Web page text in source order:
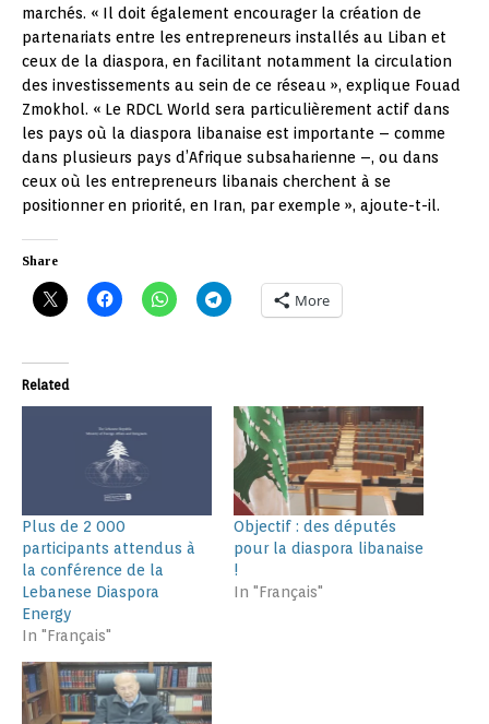
marchés. « Il doit également encourager la création de
partenariats entre les entrepreneurs installés au Liban et
ceux de la diaspora, en facilitant notamment la circulation
des investissements au sein de ce réseau », explique Fouad
Zmokhol. « Le RDCL World sera particulièrement actif dans
les pays où la diaspora libanaise est importante – comme
dans plusieurs pays d’Afrique subsaharienne –, ou dans
ceux où les entrepreneurs libanais cherchent à se
positionner en priorité, en Iran, par exemple », ajoute-t-il.
Share
More
Related
Plus de 2 000
participants attendus à
la conférence de la
Lebanese Diaspora
Energy
In "Français"
Objectif : des députés
pour la diaspora libanaise
!
In "Français"